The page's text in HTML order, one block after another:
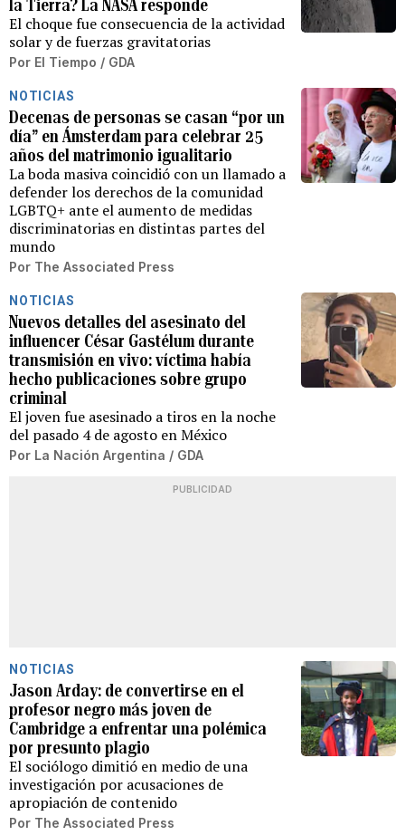
la Tierra? La NASA responde
El choque fue consecuencia de la actividad
solar y de fuerzas gravitatorias
Por El Tiempo / GDA
NOTICIAS
Decenas de personas se casan “por un
día” en Ámsterdam para celebrar 25
años del matrimonio igualitario
La boda masiva coincidió con un llamado a
defender los derechos de la comunidad
LGBTQ+ ante el aumento de medidas
discriminatorias en distintas partes del
mundo
Por The Associated Press
NOTICIAS
Nuevos detalles del asesinato del
influencer César Gastélum durante
transmisión en vivo: víctima había
hecho publicaciones sobre grupo
criminal
El joven fue asesinado a tiros en la noche
del pasado 4 de agosto en México
Por La Nación Argentina / GDA
PUBLICIDAD
NOTICIAS
Jason Arday: de convertirse en el
profesor negro más joven de
Cambridge a enfrentar una polémica
por presunto plagio
El sociólogo dimitió en medio de una
investigación por acusaciones de
apropiación de contenido
Por The Associated Press